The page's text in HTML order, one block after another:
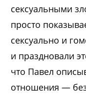
сексуальными
просто
сексуально и
и праздновали
что Павел
отношения —